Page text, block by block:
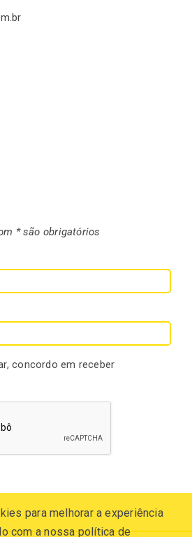
* são obrigatórios
concordo em receber
para melhorar a experiência
com a nossa política de